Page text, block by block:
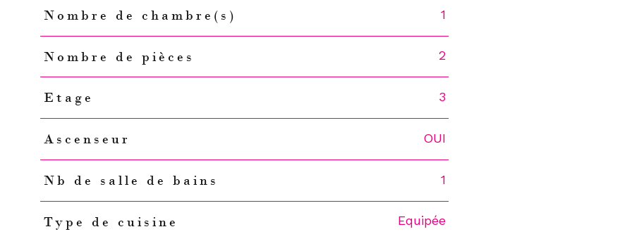
Nombre de chambre(s) 1
Nombre de pièces 2
Etage 3
Ascenseur OUI
Nb de salle de bains 1
Type de cuisine Equipée